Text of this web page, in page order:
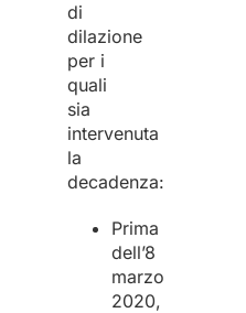
di
dilazione
per i
quali
sia
intervenuta
la
decadenza:
Prima
dell’8
marzo
2020,